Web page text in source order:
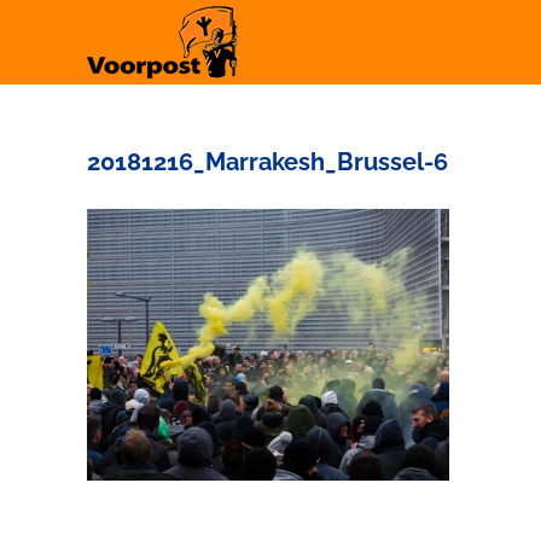
20181216_Marrakesh_Brussel-6